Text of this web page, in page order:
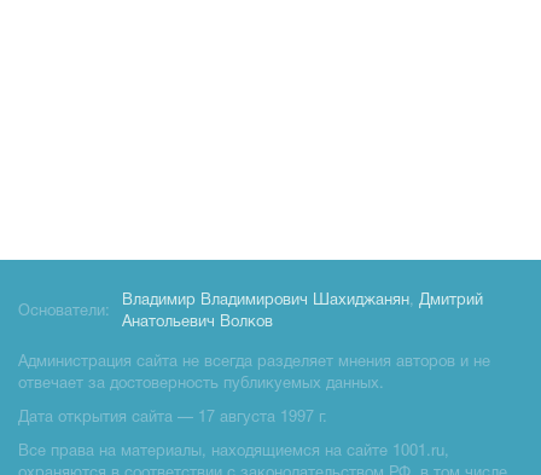
Основатели:
Владимир Владимирович Шахиджанян, Дмитрий
Анатольевич Волков
Администрация сайта не всегда разделяет мнения авторов и не
отвечает за достоверность публикуемых данных.
Дата открытия сайта — 17 августа 1997 г.
Все права на материалы, находящиемся на сайте 1001.ru,